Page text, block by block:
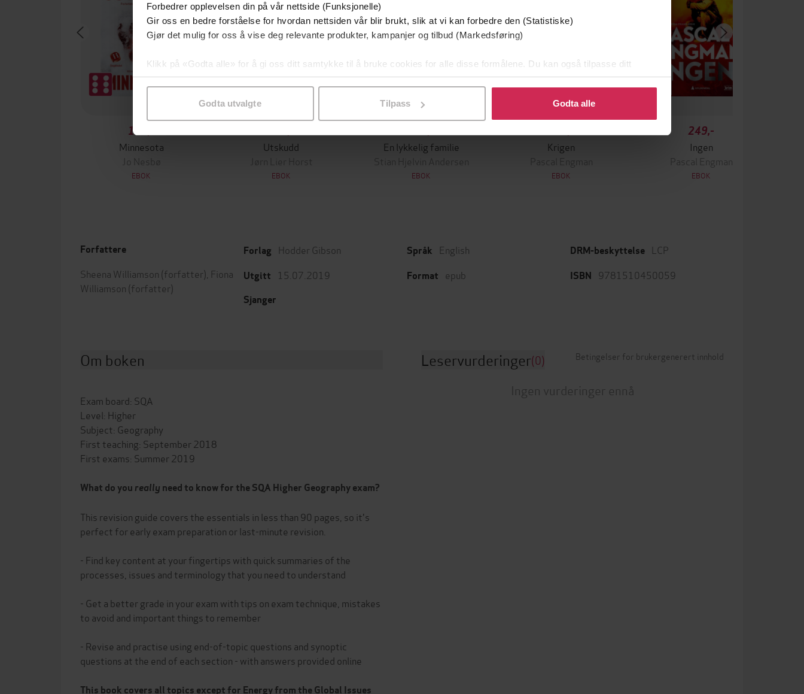
Forbedrer opplevelsen din på vår nettside (Funksjonelle)
Gir oss en bedre forståelse for hvordan nettsiden vår blir brukt, slik at vi kan forbedre den (Statistiske)
Gjør det mulig for oss å vise deg relevante produkter, kampanjer og tilbud (Markedsføring)
Klikk på «Godta alle» for å gi oss ditt samtykke til å bruke cookies for alle disse formålene. Du kan også tilpasse ditt
samtykke til spesifikke formål ved å klikke på «Tilpass». Du kan når som helst trekke tilbake eller endre ditt samtykke.
Godta utvalgte Tilpass Godta alle
199,-
Minnesota
Jo Nesbø
EBOK
Utskudd
Jørn Lier Horst
EBOK
En lykkelig familie
Stian Hjelvin Andersen
EBOK
Krigen
Pascal Engman
EBOK
249,-
Ingen
Pascal Engman
EBOK
Forfattere
Sheena Williamson (forfatter), Fiona
Williamson (forfatter)
Forlag Hodder Gibson
Utgitt 15.07.2019
Sjanger
Språk English
Format epub
DRM-beskyttelse LCP
ISBN 9781510450059
Om boken
Exam board: SQA
Level: Higher
Subject: Geography
First teaching: September 2018
First exams: Summer 2019
What do you really need to know for the SQA Higher Geography exam?
This revision guide covers the essentials in less than 90 pages, so it's
perfect for early exam preparation or last-minute revision.
- Find key content at your fingertips with quick summaries of the
processes, issues and terminology that you need to understand
- Get a better grade in your exam with tips on exam technique, mistakes
to avoid and important things to remember
- Revise and practise using end-of-topic questions and synoptic
questions at the end of each section - with answers provided online
This book covers all topics except for Energy from the Global Issues
Leservurderinger(0) Betingelser for brukergenerert innhold
Ingen vurderinger ennå